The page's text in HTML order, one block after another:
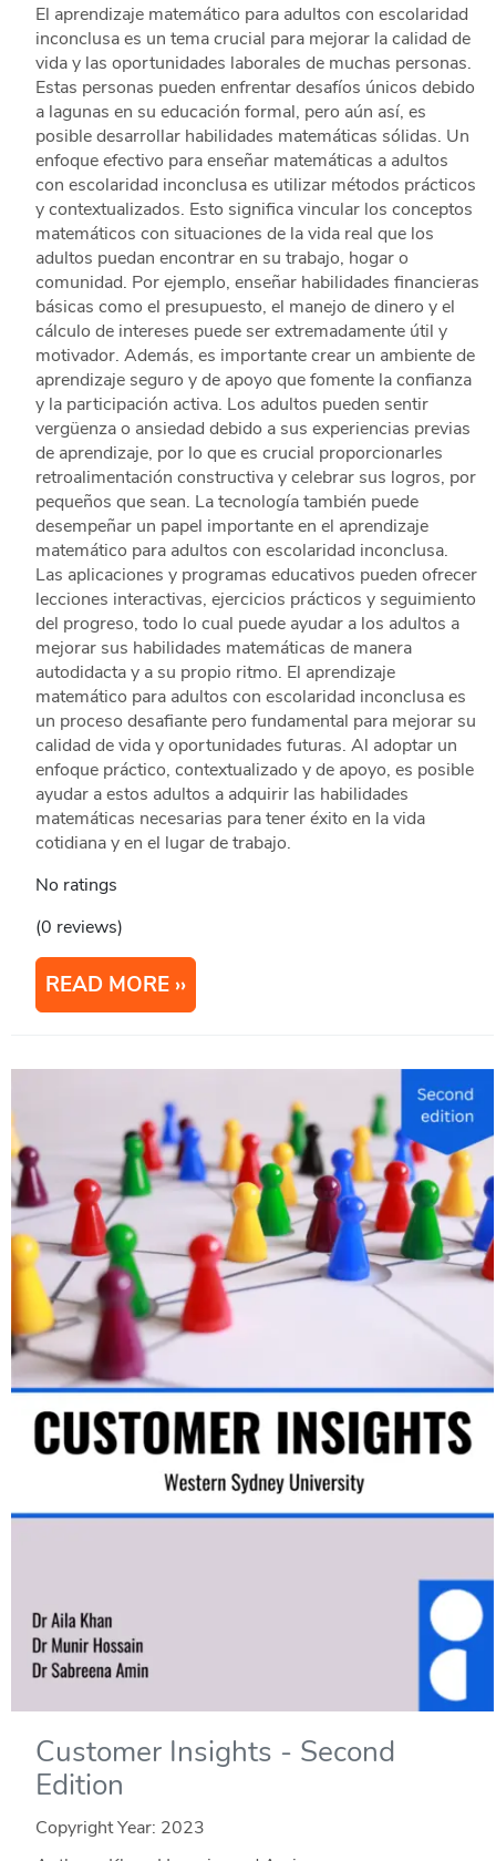
El aprendizaje matemático para adultos con escolaridad
inconclusa es un tema crucial para mejorar la calidad de
vida y las oportunidades laborales de muchas personas.
Estas personas pueden enfrentar desafíos únicos debido
a lagunas en su educación formal, pero aún así, es
posible desarrollar habilidades matemáticas sólidas. Un
enfoque efectivo para enseñar matemáticas a adultos
con escolaridad inconclusa es utilizar métodos prácticos
y contextualizados. Esto significa vincular los conceptos
matemáticos con situaciones de la vida real que los
adultos puedan encontrar en su trabajo, hogar o
comunidad. Por ejemplo, enseñar habilidades financieras
básicas como el presupuesto, el manejo de dinero y el
cálculo de intereses puede ser extremadamente útil y
motivador. Además, es importante crear un ambiente de
aprendizaje seguro y de apoyo que fomente la confianza
y la participación activa. Los adultos pueden sentir
vergüenza o ansiedad debido a sus experiencias previas
de aprendizaje, por lo que es crucial proporcionarles
retroalimentación constructiva y celebrar sus logros, por
pequeños que sean. La tecnología también puede
desempeñar un papel importante en el aprendizaje
matemático para adultos con escolaridad inconclusa.
Las aplicaciones y programas educativos pueden ofrecer
lecciones interactivas, ejercicios prácticos y seguimiento
del progreso, todo lo cual puede ayudar a los adultos a
mejorar sus habilidades matemáticas de manera
autodidacta y a su propio ritmo. El aprendizaje
matemático para adultos con escolaridad inconclusa es
un proceso desafiante pero fundamental para mejorar su
calidad de vida y oportunidades futuras. Al adoptar un
enfoque práctico, contextualizado y de apoyo, es posible
ayudar a estos adultos a adquirir las habilidades
matemáticas necesarias para tener éxito en la vida
cotidiana y en el lugar de trabajo.
No ratings
(0 reviews)
READ MORE
Customer Insights - Second
Edition
Copyright Year: 2023